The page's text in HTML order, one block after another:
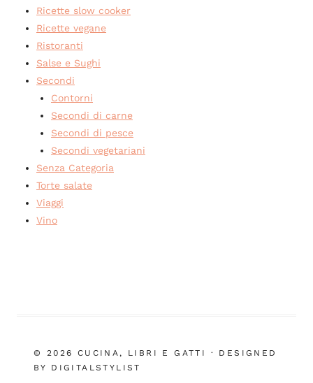
Ricette slow cooker
Ricette vegane
Ristoranti
Salse e Sughi
Secondi
Contorni
Secondi di carne
Secondi di pesce
Secondi vegetariani
Senza Categoria
Torte salate
Viaggi
Vino
© 2026 CUCINA, LIBRI E GATTI · DESIGNED
BY DIGITALSTYLIST